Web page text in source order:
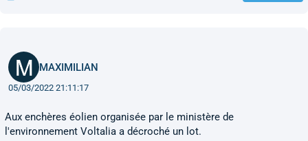
MAXIMILIAN
05/03/2022 21:11:17
Aux enchères éolien organisée par le ministère de
l'environnement Voltalia a décroché un lot.